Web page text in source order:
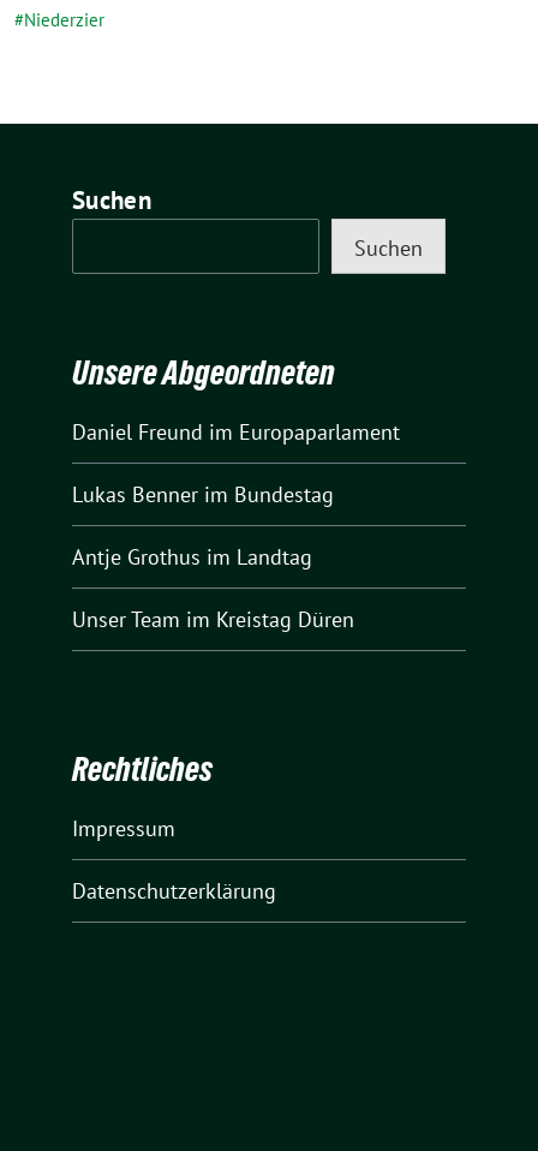
Niederzier
Suchen
Suchen
Unsere Abgeordneten
Daniel Freund im Europaparlament
Lukas Benner im Bundestag
Antje Grothus im Landtag
Unser Team im Kreistag Düren
Rechtliches
Impressum
Datenschutzerklärung